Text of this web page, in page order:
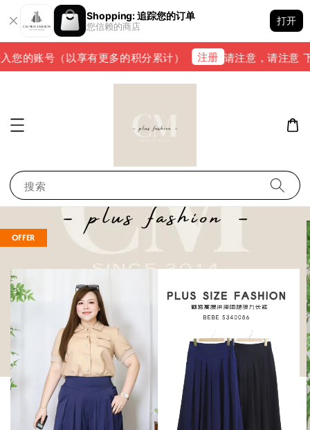
Shopping: 追踪您的订单
您信赖的商店
打开
您的账号（以享有更多的积分累计） 注册 请注意，请注意
搜索
OFFER